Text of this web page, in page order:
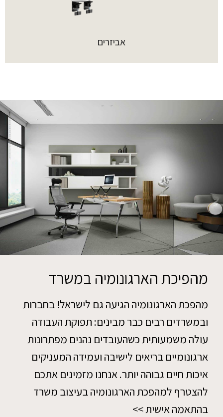
אביזרים
מהפיכת הארגונומיה במשרד
מהפכת הארגונומיה הגיעה גם לישראל! בחברות
ובמשרדים רבים כבר מבינים: תפוקת העבודה
עולה משמעותית כשהעובדים נהנים מפתרונות
ארגונומיים בריאים לישיבה ועמידה המעניקים
איכות חיים גבוהה יותר. אנחנו מזמינים אתכם
להצטרף למהפכת הארגונומיה בעיצוב משרד
בהתאמה אישית >>